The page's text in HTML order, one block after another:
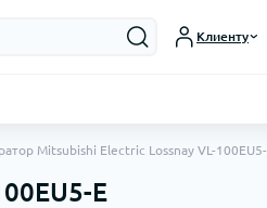
Клиенту
Mitsubishi Electric Lossnay VL-100EU5-
E
UA